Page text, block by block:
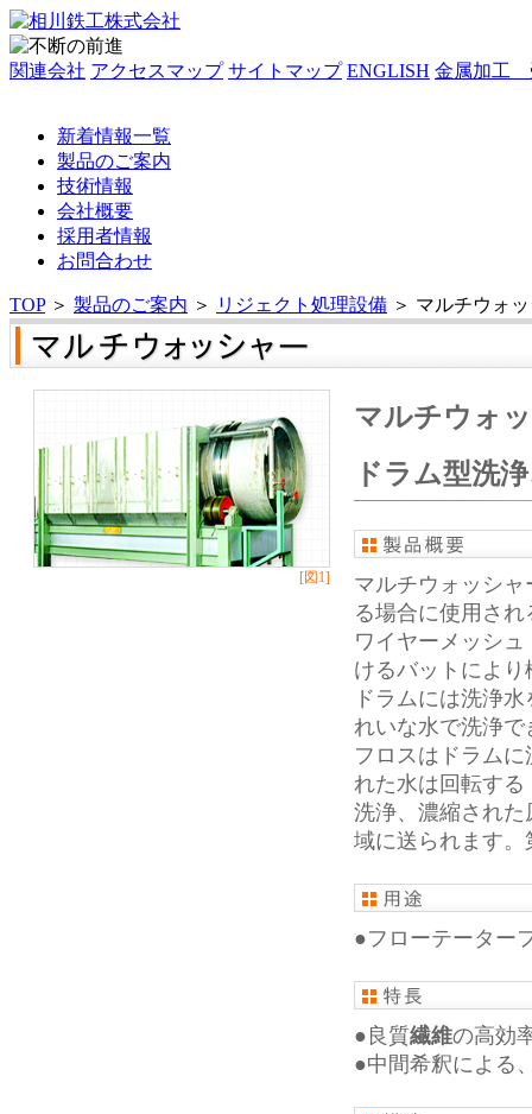
関連会社 アクセスマップ サイトマップ ENGLISH 金属加工
新着情報一覧
製品のご案内
技術情報
会社概要
採用者情報
お問合わせ
TOP＞ 製品のご案内 ＞ リジェクト処理設備 ＞ マルチウォ
[図1]
マルチウォ
ドラム型洗
マルチウォッシ
る場合に使用さ
ワイヤーメッシ
けるバットによ
ドラムには洗浄
れいな水で洗浄
フロスはドラム
れた水は回転す
洗浄、濃縮され
域に送られます
●フローテーター
●良質繊維の高効
●中間希釈による